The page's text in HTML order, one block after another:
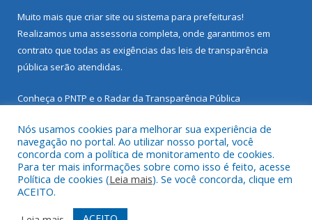
Muito mais que criar site ou sistema para prefeituras!
Realizamos uma assessoria completa, onde garantimos em
contrato que todas as exigências das leis de transparência
pública serão atendidas.
Conheça o PNTP e o Radar da Transparência Pública
Todos os direitos reservados a Prefeitura Municipal de Santarém
Novo.
Mapa do Site Acessar Área Administrativa
Nós usamos cookies para melhorar sua experiência de
navegação no portal. Ao utilizar nosso portal, você
concorda com a política de monitoramento de cookies.
Para ter mais informações sobre como isso é feito, acesse
Política de cookies (Leia mais). Se você concorda, clique em
ACEITO.